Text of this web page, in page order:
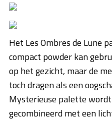
Het Les Ombres de Lune
compact powder kan
op het gezicht, maar de
toch dragen als een
Mysterieuse palette
gecombineerd met een